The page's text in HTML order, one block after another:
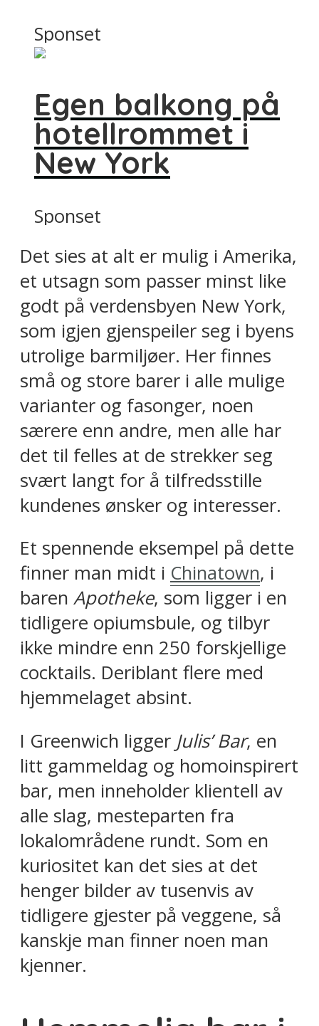
Sponset
Egen balkong på
hotellrommet i
New York
Sponset
Det sies at alt er mulig i Amerika,
et utsagn som passer minst like
godt på verdensbyen New York,
som igjen gjenspeiler seg i byens
utrolige barmiljøer. Her finnes
små og store barer i alle mulige
varianter og fasonger, noen
særere enn andre, men alle har
det til felles at de strekker seg
svært langt for å tilfredsstille
kundenes ønsker og interesser.
Et spennende eksempel på dette
finner man midt i Chinatown, i
baren Apotheke, som ligger i en
tidligere opiumsbule, og tilbyr
ikke mindre enn 250 forskjellige
cocktails. Deriblant flere med
hjemmelaget absint.
I Greenwich ligger Julis’ Bar, en
litt gammeldag og homoinspirert
bar, men inneholder klientell av
alle slag, mesteparten fra
lokalområdene rundt. Som en
kuriositet kan det sies at det
henger bilder av tusenvis av
tidligere gjester på veggene, så
kanskje man finner noen man
kjenner.